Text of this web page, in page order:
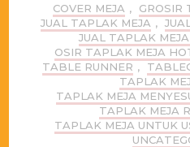
COVER MEJA , GROSIR
JUAL TAPLAK MEJA ,
JUAL TAPLAK
OSIR TAPLAK MEJA
TABLE RUNNER ,
TAPLAK
TAPLAK MEJA
TAPLAK MEJA
TAPLAK MEJA UNTUK